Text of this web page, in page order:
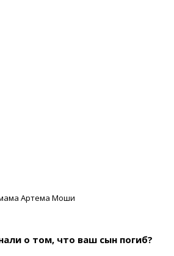
Артема Моши
о том, что ваш сын погиб?